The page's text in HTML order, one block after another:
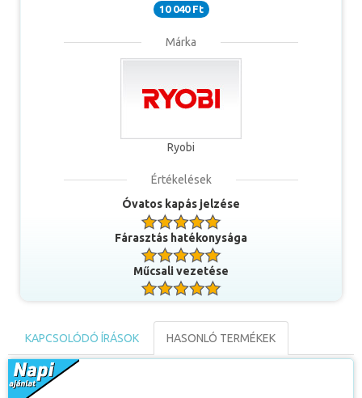
orsótalp befogadására képes, műanyagbetétes pofa
szorítható meg.
korábbi gyűrűbetéteknél kecsesebb, vékonyabb és nem
alkalmazására. A szilícium-karbid páratlan tulajdonságainak
köszönhetően ezek a könnyített, vékonybetétes gyűrűk is
ellenállnak a dobás és fárasztás közben jelentkező koptató
10 040 Ft
Márka
Ryobi
Értékelések
Óvatos kapás jelzése
Fárasztás hatékonysága
Műcsali vezetése
KAPCSOLÓDÓ ÍRÁSOK HASONLÓ TERMÉKEK